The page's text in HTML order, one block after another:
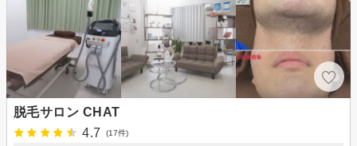
脱毛サロン CHAT
4.7
(17件)